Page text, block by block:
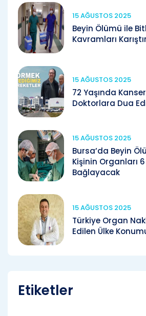
15 AĞUSTOS 2025
Beyin Ölümü ile
Kavramları
15 AĞUSTOS 2025
72 Yaşında
Doktorlara Dua
15 AĞUSTOS 2025
Bursa’da Beyin
Kişinin Organları
Bağlayacak
15 AĞUSTOS 2025
Türkiye Organ
Edilen Ülke
Etiketler